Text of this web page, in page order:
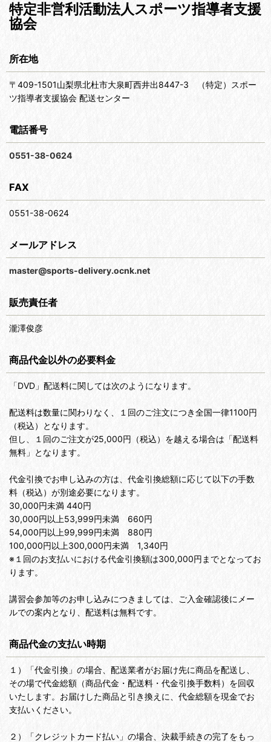
特定非営利活動法人スポーツ指導者支援
協会
所在地
〒409-1501山梨県北杜市大泉町西井出8447-3 （特定）スポー
ツ指導者支援協会 配送センター
電話番号
0551-38-0624
FAX
0551-38-0624
メールアドレス
master@sports-delivery.ocnk.net
販売責任者
瀧澤俊彦
商品代金以外の必要料金
「DVD」配送料に関しては次のようになります。
配送料は数量に関わりなく、１回のご注文につき全国一律1100円
（税込）となります。
但し、１回のご注文が25,000円（税込）を越える場合は「配送料
無料」となります。
代金引換でお申し込みの方は、代金引換総額に応じて以下の手数
料（税込）が別途必要になります。
30,000円未満 440円
30,000円以上53,999円未満 660円
54,000円以上99,999円未満 880円
100,000円以上300,000円未満 1,340円
※１回のお支払いにおける代金引換額は300,000円までとなってお
ります。
講習会参加等のお申し込みにつきましては、ご入金確認後にメー
ルでの案内となり、配送料は無料です。
商品代金の支払い時期
１）「代金引換」の場合、配送業者がお届け先に商品を配送し、
その場で代金総額（商品代金・配送料・代金引換手数料）を回収
いたします。お届けした商品と引き換えに、代金総額を現金でお
支払いください。
２）「クレジットカード払い」の場合、決裁手続きの完了をもっ